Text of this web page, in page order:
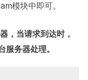
模块中即可。
，当请求到达时，
务器处理。